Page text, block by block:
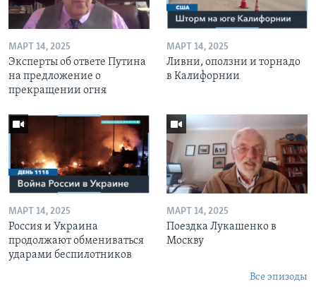
МАРТ 14, 2025
Эксперты об ответе Путина
на предложение о
прекращении огня
МАРТ 14, 2025
Ливни, оползни и торнадо
в Калифорнии
МАРТ 14, 2025
Россия и Украина
продолжают обмениваться
ударами беспилотников
МАРТ 14, 2025
Поездка Лукашенко в
Москву
Все эпизоды